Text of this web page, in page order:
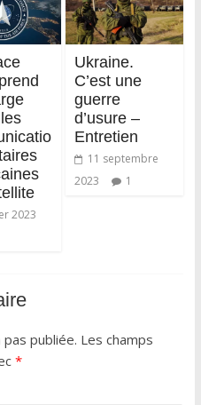
2023
Ukraine.
C’est une
guerre
d’usure –
Entretien
11 septembre
2023
1
publiée. Les champs
*